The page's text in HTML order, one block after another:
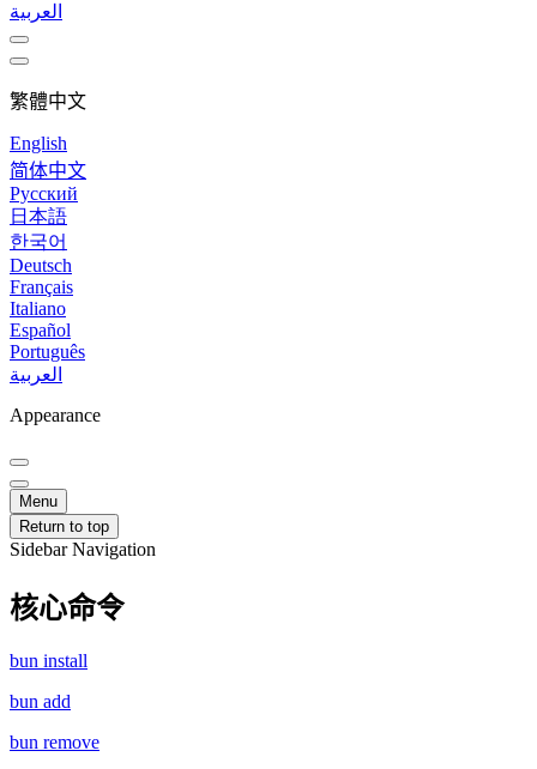
العربية
繁體中文
English
简体中文
Русский
日本語
한국어
Deutsch
Français
Italiano
Español
Português
العربية
Appearance
Menu
Return to top
Sidebar Navigation
核心命令
bun install
bun add
bun remove